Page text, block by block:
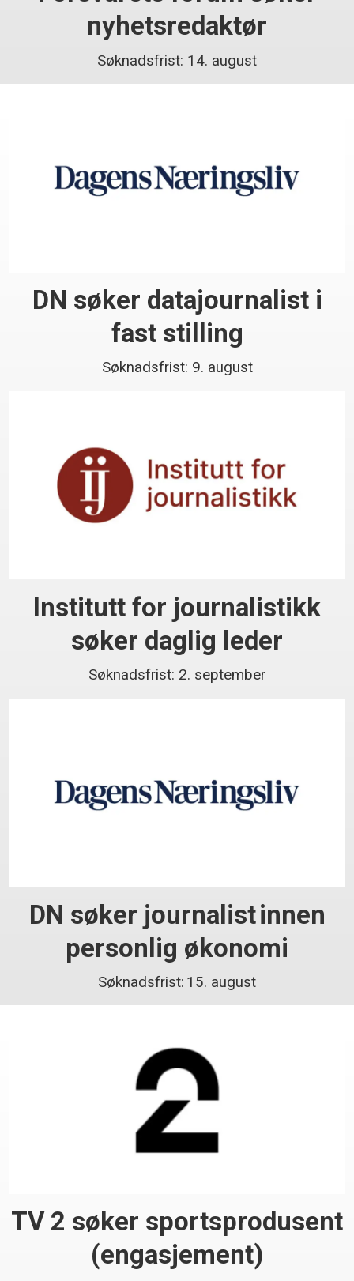
nyhetsredaktør
Søknadsfrist: 14. august
DN søker datajournalist i
fast stilling
Søknadsfrist: 9. august
Institutt for journalistikk
søker daglig leder
Søknadsfrist: 2. september
DN søker journalist innen
personlig økonomi
Søknadsfrist: 15. august
TV 2 søker sportsprodusent
(engasjement)